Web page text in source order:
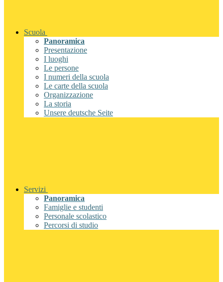
Scuola
Panoramica
Presentazione
I luoghi
Le persone
I numeri della scuola
Le carte della scuola
Organizzazione
La storia
Unsere deutsche Seite
Servizi
Panoramica
Famiglie e studenti
Personale scolastico
Percorsi di studio